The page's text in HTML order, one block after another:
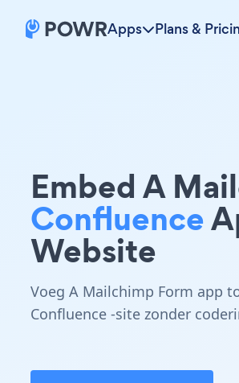
Apps Plans &
Embed A
Confluence
Website
Voeg A Mailchimp Form app
Confluence -site zonder